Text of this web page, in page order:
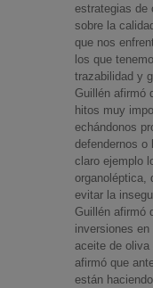
estrategias de
sobre la
que nos
los que
trazabilidad y
Guillén afirmó
hitos muy
echándonos
defendernos o
claro ejemplo
organoléptica,
evitar la
Guillén afirmó
inversiones en
aceite de oliva
afirmó que
están